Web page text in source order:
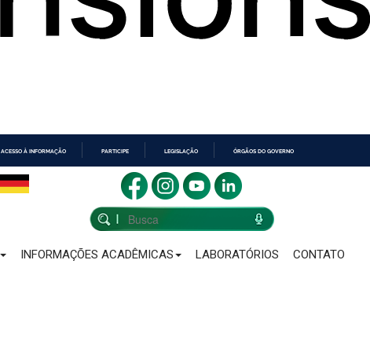
ACESSO À INFORMAÇÃO PARTICIPE LEGISLAÇÃO ÓRGÃOS DO GOVERNO
INFORMAÇÕES ACADÊMICAS LABORATÓRIOS CONTATO